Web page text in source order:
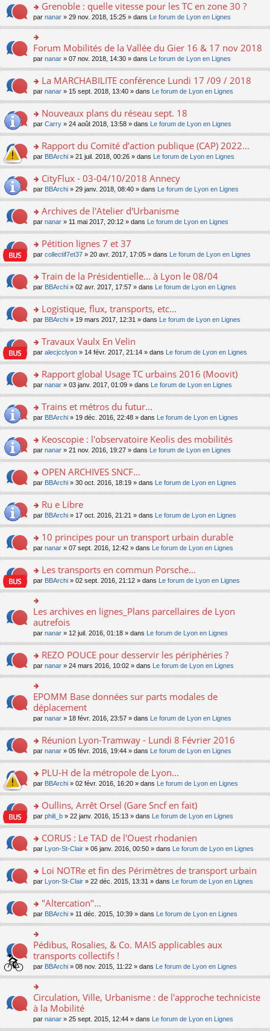
nt
ré
c
e
nt
le
pl
u
s
ré
c
e
nt
n
n
le
pl
u
s
c
e
nt
a
g
e
n
o
lu
pl
u
s
c
e
nt
m
e
s
g
e
n
o
lu
pl
u
s
c
e
nt
ult
er
le
m
e
s
g
e
n
o
lu
pl
u
s
c
e
nt
o
n
s
ult
er
le
m
e
s
g
e
n
o
lu
pl
u
s
c
e
nt
Grenoble : quelle vitesse pour les TC en zone 30 ?
par nanar » 29 nov. 2018, 15:25 » dans Le forum de Lyon en Lignes
o
n
er
le
m
e
s
a
g
e
n
n
lu
le
pl
u
c
e
nt
Forum Mobilités de la Vallée du Gier 16 & 17 nov 2018
par nanar » 07 nov. 2018, 14:30 » dans Le forum de Lyon en Lignes
o
n
ult
er
le
m
e
a
g
e
n
n
le
pl
u
ré
c
e
nt
La MARCHABILITE conférence Lundi 17 /09 / 2018
par nanar » 15 sept. 2018, 13:40 » dans Le forum de Lyon en Lignes
o
n
ult
er
le
m
e
a
g
e
n
n
le
pl
u
ré
c
e
nt
Nouveaux plans du réseau sept. 18
par Carry » 24 août 2018, 13:58 » dans Le forum de Lyon en Lignes
o
n
ult
er
le
m
e
a
g
e
n
n
le
pl
u
ré
c
e
nt
Rapport du Comité d’action publique (CAP) 2022...
par BBArchi » 21 juil. 2018, 00:26 » dans Le forum de Lyon en Lignes
o
n
ult
er
le
m
e
a
g
e
n
n
le
pl
u
ré
c
e
nt
CityFlux - 03-04/10/2018 Annecy
par BBArchi » 29 janv. 2018, 08:40 » dans Le forum de Lyon en Lignes
o
n
ult
er
le
m
e
a
g
e
n
n
le
pl
u
ré
c
e
nt
Archives de l'Atelier d'Urbanisme
par nanar » 11 mai 2017, 20:12 » dans Le forum de Lyon en Lignes
o
n
ult
er
le
m
e
a
g
e
n
n
le
pl
u
ré
c
e
nt
Pétition lignes 7 et 37
par collectif7et37 » 20 avr. 2017, 17:05 » dans Le forum de Lyon en Lignes
o
n
ult
er
le
m
e
a
g
e
n
n
le
pl
u
ré
c
e
nt
Train de la Présidentielle... à Lyon le 08/04
par BBArchi » 02 avr. 2017, 17:57 » dans Le forum de Lyon en Lignes
o
n
ult
er
le
m
e
a
g
e
n
n
le
pl
u
ré
c
e
nt
Logistique, flux, transports, etc...
par BBArchi » 19 mars 2017, 12:31 » dans Le forum de Lyon en Lignes
o
n
ult
er
le
m
e
a
g
e
n
n
le
pl
u
ré
c
e
nt
Travaux Vaulx En Velin
par alecjcclyon » 14 févr. 2017, 21:14 » dans Le forum de Lyon en Lignes
o
n
ult
er
le
m
e
a
g
e
n
n
le
pl
u
ré
c
e
nt
Rapport global Usage TC urbains 2016 (Moovit)
par nanar » 03 janv. 2017, 01:09 » dans Le forum de Lyon en Lignes
o
n
ult
er
le
m
e
a
g
e
n
n
le
pl
u
s
ré
c
e
nt
Trains et métros du futur...
par BBArchi » 19 déc. 2016, 22:48 » dans Le forum de Lyon en Lignes
o
n
ult
er
le
m
e
a
g
e
n
n
le
pl
u
s
e
nt
Keoscopie : l'observatoire Keolis des mobilités
par nanar » 21 nov. 2016, 19:27 » dans Le forum de Lyon en Lignes
o
n
ult
er
le
m
e
a
g
e
n
o
lu
le
pl
u
s
c
nt
OPEN ARCHIVES SNCF...
par BBArchi » 30 oct. 2016, 18:19 » dans Le forum de Lyon en Lignes
o
n
ult
er
le
m
e
s
g
e
n
o
lu
le
pl
u
s
ré
e
Ru e Libre
par BBArchi » 17 oct. 2016, 21:21 » dans Le forum de Lyon en Lignes
o
n
ult
er
le
m
s
a
e
n
o
n
lu
le
pl
u
s
ré
e
10 principes pour un transport urbain durable
par nanar » 07 sept. 2016, 12:42 » dans Le forum de Lyon en Lignes
o
n
s
ult
er
le
m
e
s
a
e
n
o
n
pl
u
s
ré
e
Les transports en commun Porsche...
par BBArchi » 02 sept. 2016, 21:12 » dans Le forum de Lyon en Lignes
n
ult
er
le
m
e
s
s
a
g
e
n
o
lu
le
pl
u
s
c
e
nt
Les archives en lignes_Plans parcellaires de Lyon
autrefois
par nanar » 12 juil. 2016, 01:18 » dans Le forum de Lyon en Lignes
o
n
s
ult
er
le
m
e
s
a
e
n
o
lu
le
pl
u
s
e
nt
REZO POUCE pour desservir les périphéries ?
par nanar » 24 mars 2016, 10:02 » dans Le forum de Lyon en Lignes
o
n
ult
er
le
m
e
s
a
g
e
n
lu
le
pl
u
ré
c
e
nt
EPOMM Base données sur parts modales de
déplacement
par nanar » 18 févr. 2016, 23:57 » dans Le forum de Lyon en Lignes
o
n
ult
er
le
m
e
a
g
e
n
n
le
pl
u
s
ré
c
e
nt
Réunion Lyon-Tramway - Lundi 8 Février 2016
par nanar » 05 févr. 2016, 19:44 » dans Le forum de Lyon en Lignes
o
n
ult
er
le
m
e
a
g
e
n
n
le
pl
u
s
c
nt
PLU-H de la métropole de Lyon...
par BBArchi » 02 févr. 2016, 16:20 » dans Le forum de Lyon en Lignes
o
n
ult
er
le
m
e
a
g
e
n
o
n
lu
le
pl
u
s
ré
e
Oullins, Arrêt Orsel (Gare Sncf en fait)
par phili_b » 22 janv. 2016, 15:13 » dans Le forum de Lyon en Lignes
o
n
ult
er
le
m
e
s
g
e
n
o
n
lu
le
pl
u
CORUS : Le TAD de l'Ouest rhodanien
par Lyon-St-Clair » 06 janv. 2016, 00:50 » dans Le forum de Lyon en Lignes
o
n
ult
er
le
m
e
s
a
e
n
o
n
Loi NOTRe et fin des Périmètres de transport urbain
par Lyon-St-Clair » 22 déc. 2015, 13:31 » dans Le forum de Lyon en Lignes
o
n
s
ult
er
le
m
e
s
s
a
g
e
"Altercation"...
par BBArchi » 11 déc. 2015, 10:39 » dans Le forum de Lyon en Lignes
o
n
ult
er
le
m
e
s
Pédibus, Rosalies, & Co. MAIS applicables aux
transports collectifs !
par BBArchi » 08 nov. 2015, 11:22 » dans Le forum de Lyon en Lignes
o
n
ult
Circulation, Ville, Urbanisme : de l'approche techniciste
à la Mobilité
par nanar » 25 sept. 2015, 12:44 » dans Le forum de Lyon en Lignes